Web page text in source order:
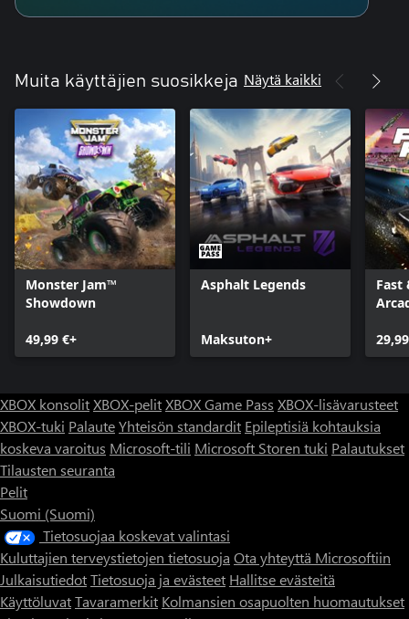
Muita käyttäjien suosikkeja Näytä kaikki
Monster Jam™
Showdown
49,99 €+
Asphalt Legends
Maksuton+
Fast
XBOX konsolitXBOX-pelitXBOX Game Pass XBOX-lisävarusteet
XBOX-tuki PalauteYhteisön standardit Epileptisiä kohtauksia
koskeva varoitus Microsoft-tili Microsoft Storen tuki Palautukset
Tilausten seuranta
Pelit
Suomi (Suomi)
Tietosuojaa koskevat valintasi
Kuluttajien terveystietojen tietosuoja Ota yhteyttä Microsoftiin
JulkaisutiedotTietosuoja ja evästeet Hallitse evästeitä
KäyttöluvatTavaramerkit Kolmansien osapuolten huomautukset